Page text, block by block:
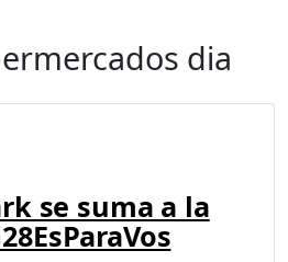
dia
se suma a la